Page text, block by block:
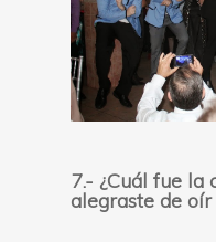
7.- ¿Cuál fue la
alegraste de